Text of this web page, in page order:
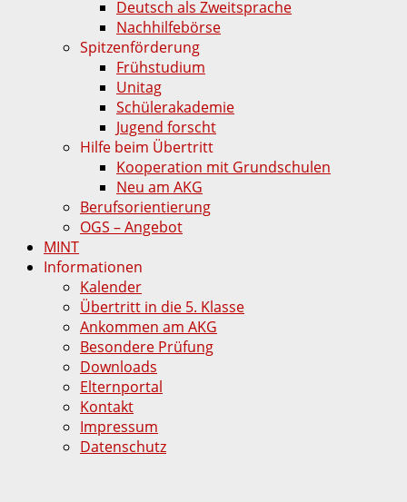
Deutsch als Zweitsprache
Nachhilfebörse
Spitzenförderung
Frühstudium
Unitag
Schülerakademie
Jugend forscht
Hilfe beim Übertritt
Kooperation mit Grundschulen
Neu am AKG
Berufsorientierung
OGS – Angebot
MINT
Informationen
Kalender
Übertritt in die 5. Klasse
Ankommen am AKG
Besondere Prüfung
Downloads
Elternportal
Kontakt
Impressum
Datenschutz